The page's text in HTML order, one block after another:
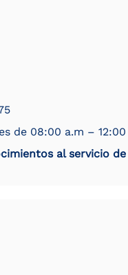
de 08:00 a.m –
al servicio